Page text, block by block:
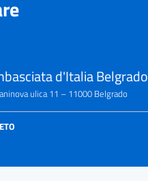
d'Italia Belgrado
ulica 11 – 11000 Belgrado